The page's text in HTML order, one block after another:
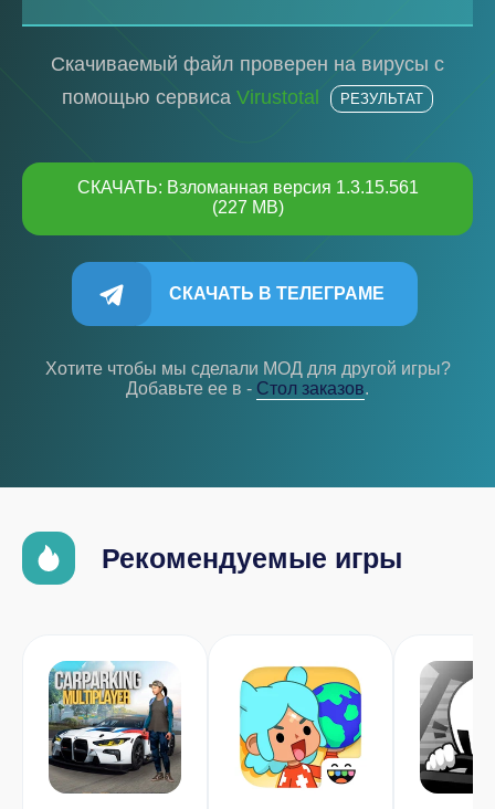
Скачиваемый файл проверен на вирусы с
помощью сервиса Virustotal РЕЗУЛЬТАТ
СКАЧАТЬ: Взломанная версия 1.3.15.561
(227 MB)
СКАЧАТЬ В ТЕЛЕГРАМЕ
Хотите чтобы мы сделали МОД для другой игры?
Добавьте ее в - Cтол заказов.
Рекомендуемые игры